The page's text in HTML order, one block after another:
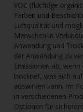
VOC (flüchtige
Farben und
Luftqualität und
Menschen in
Anwendung und
der Anwendung zu
Emissionen ab,
trocknet, was sich
auswirken kann. Im
in verschiedenen
Optionen für